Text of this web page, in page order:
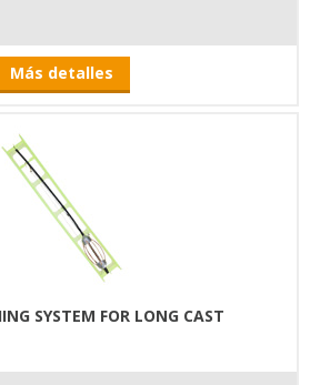
Más detalles
SYSTEM FOR LONG CAST